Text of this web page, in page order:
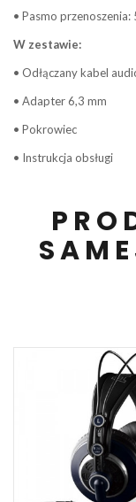
• Pasmo
W zestawie:
• Odłączany kabel
• Adapter 6,3 mm
• Pokrowiec
• Instrukcja obsługi